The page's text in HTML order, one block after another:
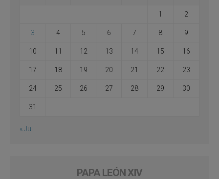
1 2
3 4 5 6 7 8 9
10 11 12 13 14 15 16
17 18 19 20 21 22 23
24 25 26 27 28 29 30
31
« Jul
PAPA LEÓN XIV